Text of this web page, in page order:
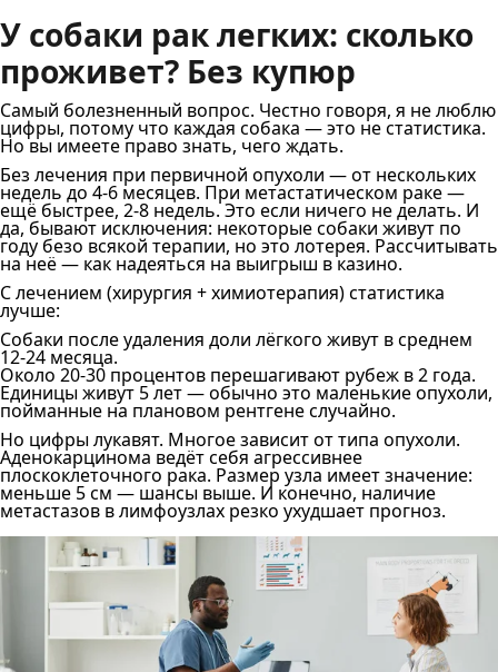
У собаки рак легких: сколько
проживет? Без купюр
Самый болезненный вопрос. Честно говоря, я не люблю
цифры, потому что каждая собака — это не статистика.
Но вы имеете право знать, чего ждать.
Без лечения при первичной опухоли — от нескольких
недель до 4-6 месяцев. При метастатическом раке —
ещё быстрее, 2-8 недель. Это если ничего не делать. И
да, бывают исключения: некоторые собаки живут по
году безо всякой терапии, но это лотерея. Рассчитывать
на неё — как надеяться на выигрыш в казино.
С лечением (хирургия + химиотерапия) статистика
лучше:
Собаки после удаления доли лёгкого живут в среднем
12-24 месяца.
Около 20-30 процентов перешагивают рубеж в 2 года.
Единицы живут 5 лет — обычно это маленькие опухоли,
пойманные на плановом рентгене случайно.
Но цифры лукавят. Многое зависит от типа опухоли.
Аденокарцинома ведёт себя агрессивнее
плоскоклеточного рака. Размер узла имеет значение:
меньше 5 см — шансы выше. И конечно, наличие
метастазов в лимфоузлах резко ухудшает прогноз.